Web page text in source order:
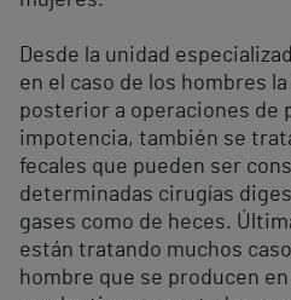
Desde la unidad
en el caso de los hombres
posterior a operaciones de
impotencia, también se
fecales que pueden ser
determinadas cirugías
gases como de heces.
están tratando muchos
hombre que se producen